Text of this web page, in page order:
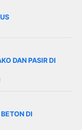
DAN PASIR DI
DI